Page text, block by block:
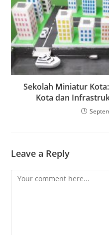
Sekolah Miniatur
Kota dan
Leave a Reply
Comment